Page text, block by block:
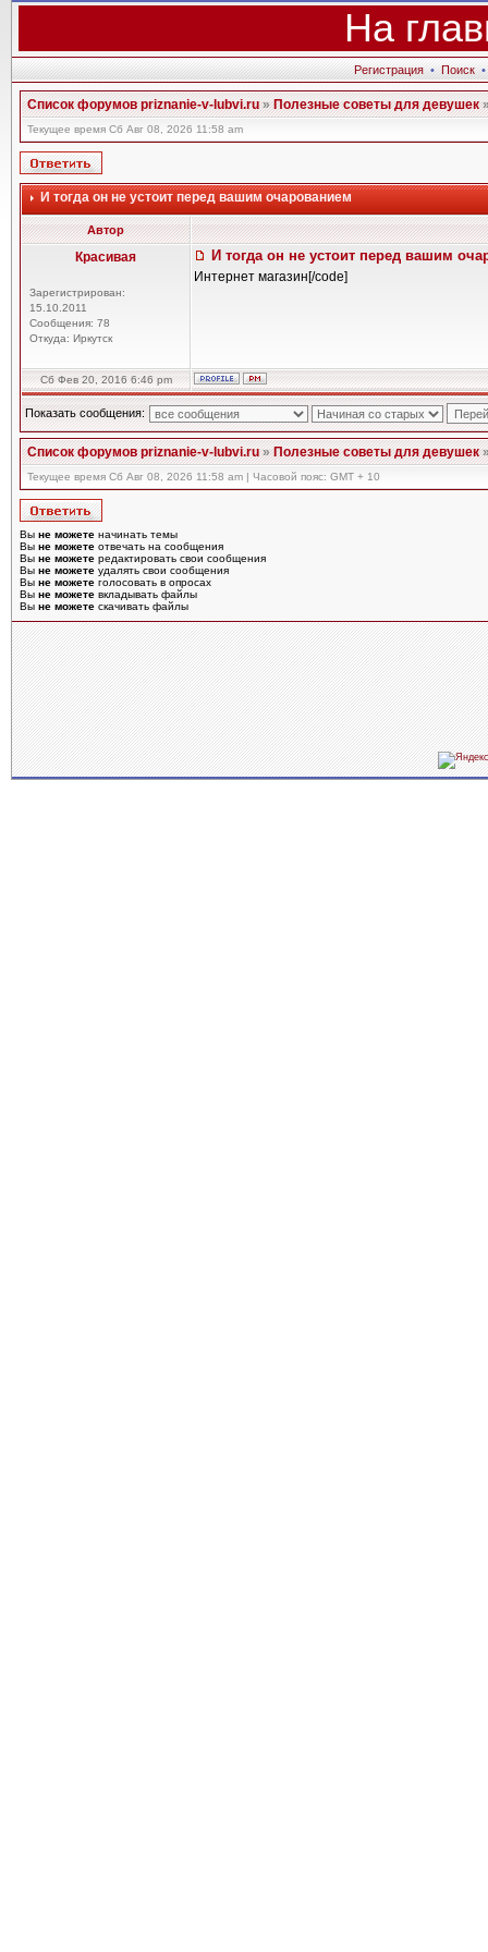
На
Регистрация • Поиск •
Список форумов priznanie-v-lubvi.ru»Полезные советы для девушек
Текущее время Сб Авг 08, 2026 11:58 am
И тогда он не устоит перед вашим очарованием
Автор
Красивая
Зарегистрирован:
15.10.2011
Сообщения: 78
Откуда: Иркутск
И тогда он не устоит перед вашим
Интернет магазин[/code]
Сб Фев 20, 2016 6:46 pm
Показать сообщения:
Список форумов priznanie-v-lubvi.ru»Полезные советы для девушек
Текущее время Сб Авг 08, 2026 11:58 am | Часовой пояс: GMT + 10
Вы не можете начинать темы
Вы не можете отвечать на сообщения
Вы не можете редактировать свои сообщения
Вы не можете удалять свои сообщения
Вы не можете голосовать в опросах
Вы не можете вкладывать файлы
Вы не можете скачивать файлы